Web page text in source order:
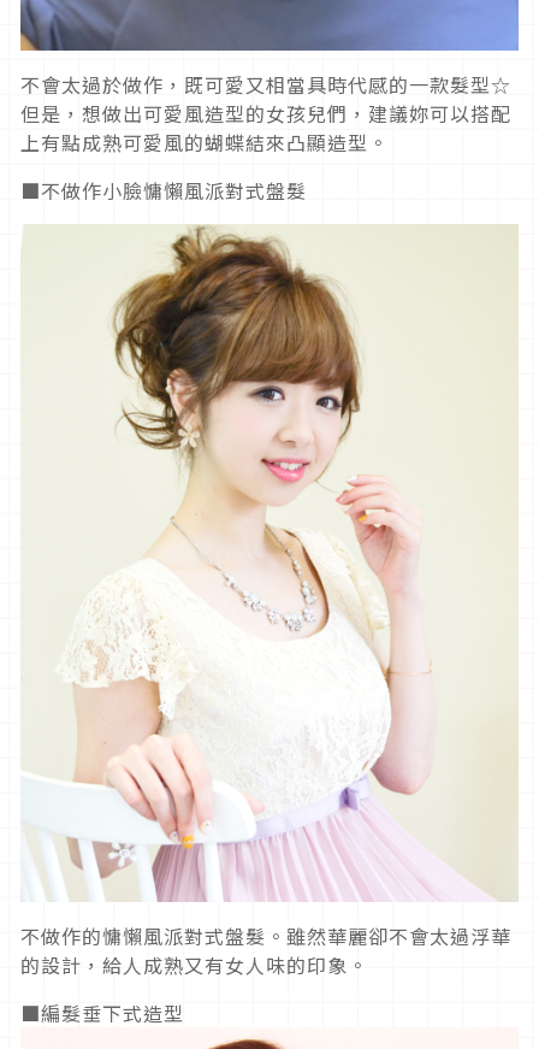
不會太過於做作，既可愛又相當具時代感的一款髮型☆
但是，想做出可愛風造型的女孩兒們，建議妳可以搭配
上有點成熟可愛風的蝴蝶結來凸顯造型。
■不做作小臉慵懶風派對式盤髮
不做作的慵懶風派對式盤髮。雖然華麗卻不會太過浮華
的設計，給人成熟又有女人味的印象。
■編髮垂下式造型